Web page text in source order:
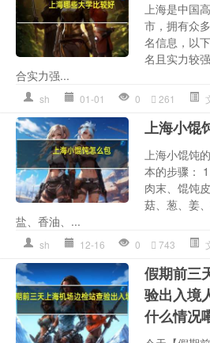
上海是中国
市，拥有众
名信息，以
名且实力较
合实力强...
sh 01-01 0 261
上海小馄
上海小馄饨
本的步骤：
肉末、馄饨
菇、葱、姜
盐、香油、...
sh 12-16 0 743
假期前三
验出入境
什么情况